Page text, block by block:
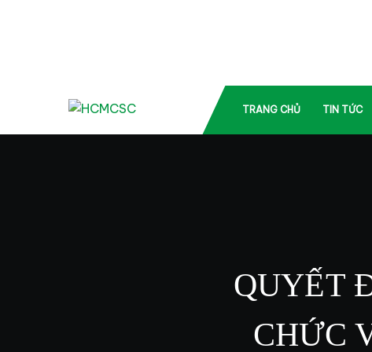
TRANG CHỦ TIN TỨC
QUYẾT
CHỨC